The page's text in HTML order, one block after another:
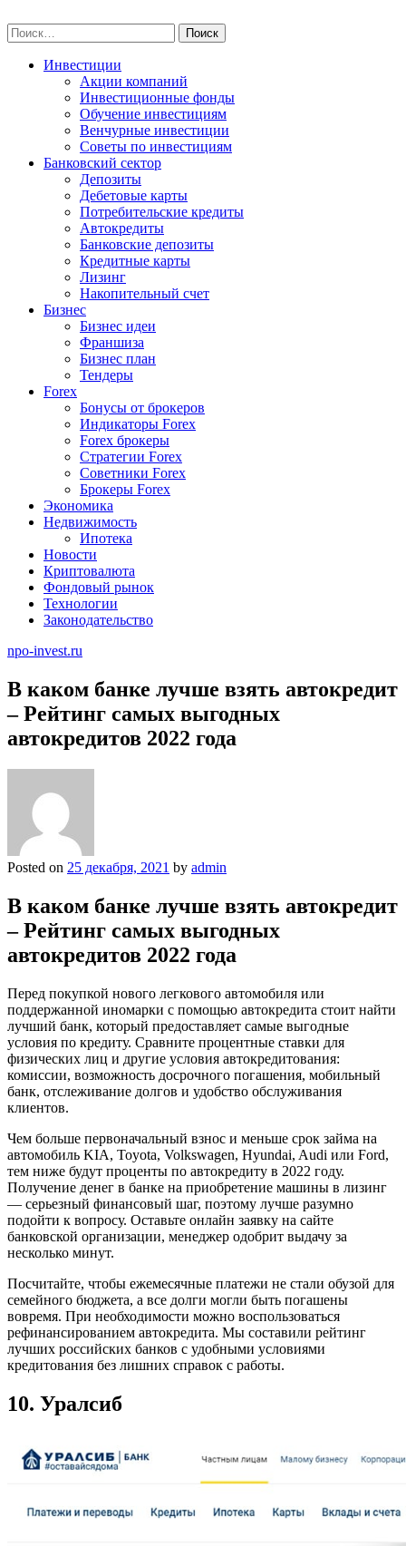
to
content
Найти:
Инвестиции
Акции компаний
Инвестиционные фонды
Обучение инвестициям
Венчурные инвестиции
Советы по инвестициям
Банковский сектор
Депозиты
Дебетовые карты
Потребительские кредиты
Автокредиты
Банковские депозиты
Кредитные карты
Лизинг
Накопительный счет
Бизнес
Бизнес идеи
Франшиза
Бизнес план
Тендеры
Forex
Бонусы от брокеров
Индикаторы Forex
Forex брокеры
Стратегии Forex
Советники Forex
Брокеры Forex
Экономика
Недвижимость
Ипотека
Новости
Криптовалюта
Фондовый рынок
Технологии
Законодательство
npo-invest.ru
В каком банке лучше взять автокредит
– Рейтинг самых выгодных
автокредитов 2022 года
Posted on 25 декабря, 2021 by admin
В каком банке лучше взять автокредит
– Рейтинг самых выгодных
автокредитов 2022 года
Перед покупкой нового легкового автомобиля или
поддержанной иномарки с помощью автокредита стоит найти
лучший банк, который предоставляет самые выгодные
условия по кредиту. Сравните процентные ставки для
физических лиц и другие условия автокредитования:
комиссии, возможность досрочного погашения, мобильный
банк, отслеживание долгов и удобство обслуживания
клиентов.
Чем больше первоначальный взнос и меньше срок займа на
автомобиль KIA, Toyota, Volkswagen, Hyundai, Audi или Ford,
тем ниже будут проценты по автокредиту в 2022 году.
Получение денег в банке на приобретение машины в лизинг
— серьезный финансовый шаг, поэтому лучше разумно
подойти к вопросу. Оставьте онлайн заявку на сайте
банковской организации, менеджер одобрит выдачу за
несколько минут.
Посчитайте, чтобы ежемесячные платежи не стали обузой для
семейного бюджета, а все долги могли быть погашены
вовремя. При необходимости можно воспользоваться
рефинансированием автокредита. Мы составили рейтинг
лучших российских банков с удобными условиями
кредитования без лишних справок с работы.
10. Уралсиб